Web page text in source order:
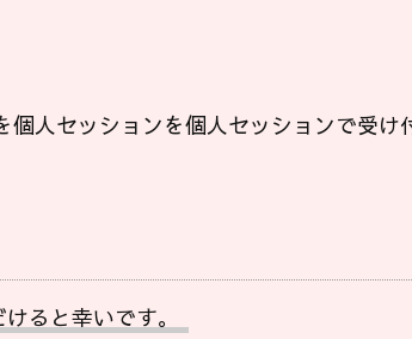
人セッションを個人セッションで受け
ると幸いです。